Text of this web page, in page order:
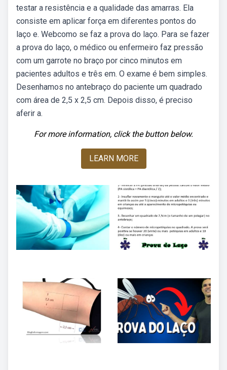
testar a resistência e a qualidade das amarras. Ela
consiste em aplicar força em diferentes pontos do
laço e. Webcomo se faz a prova do laço. Para se fazer
a prova do laço, o médico ou enfermeiro faz pressão
com um garrote no braço por cinco minutos em
pacientes adultos e três em. O exame é bem simples.
Desenhamos no antebraço do paciente um quadrado
com área de 2,5 x 2,5 cm. Depois disso, é preciso
aferir a.
For more information, click the button below.
LEARN MORE